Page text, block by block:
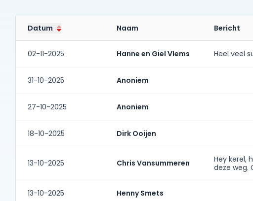
Datum Naam Bericht
02-11-2025 Hanne en Giel Vlems Heel veel
31-10-2025 Anoniem
27-10-2025 Anoniem
18-10-2025 Dirk Ooijen
13-10-2025 Chris Vansummeren
Hey kerel,
deze weg.
13-10-2025 Henny Smets